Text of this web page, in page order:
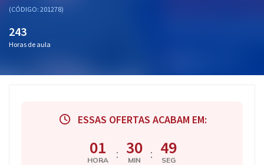
OAB
Mentorias
(CÓDIGO: 201278)
243
Horas de aula
ESSAS OFERTAS ACABAM EM:
01
HORA : 30
MIN : 49
SEG